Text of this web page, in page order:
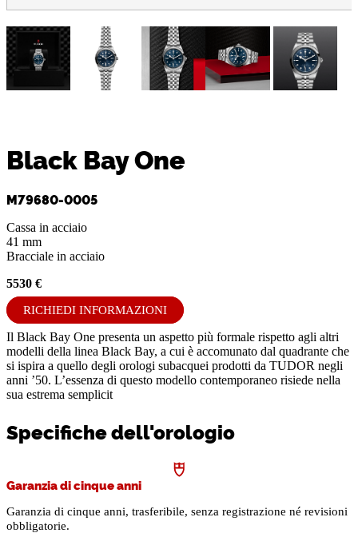
Black Bay One
M79680-0005
Cassa in acciaio
41 mm
Bracciale in acciaio
5530 €
RICHIEDI INFORMAZIONI
Il Black Bay One presenta un aspetto più formale rispetto agli altri
modelli della linea Black Bay, a cui è accomunato dal quadrante che
si ispira a quello degli orologi subacquei prodotti da TUDOR negli
anni ’50. L’essenza di questo modello contemporaneo risiede nella
sua estrema semplicit
Specifiche dell'orologio
Garanzia di cinque anni
Garanzia di cinque anni, trasferibile, senza registrazione né revisioni
obbligatorie.